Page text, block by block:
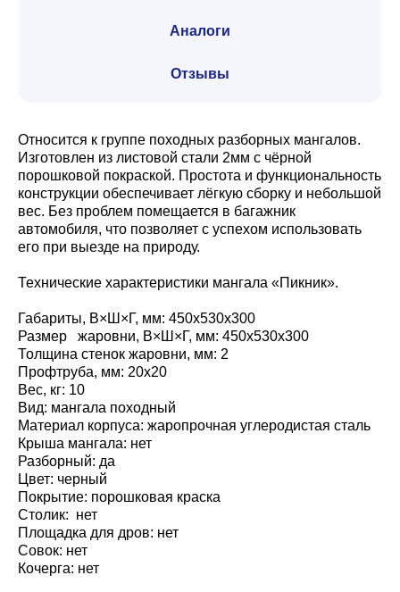
Аналоги
Отзывы
Относится к группе походных разборных мангалов.
Изготовлен из листовой стали 2мм с чёрной
порошковой покраской. Простота и функциональность
конструкции обеспечивает лёгкую сборку и небольшой
вес. Без проблем помещается в багажник
автомобиля, что позволяет с успехом использовать
его при выезде на природу.
Технические характеристики мангала «Пикник».
Габариты, В×Ш×Г, мм: 450х530х300
Размер жаровни, В×Ш×Г, мм: 450х530х300
Толщина стенок жаровни, мм: 2
Профтруба, мм: 20х20
Вес, кг: 10
Вид: мангала походный
Материал корпуса: жаропрочная углеродистая сталь
Крыша мангала: нет
Разборный: да
Цвет: черный
Покрытие: порошковая краска
Столик: нет
Площадка для дров: нет
Совок: нет
Кочерга: нет